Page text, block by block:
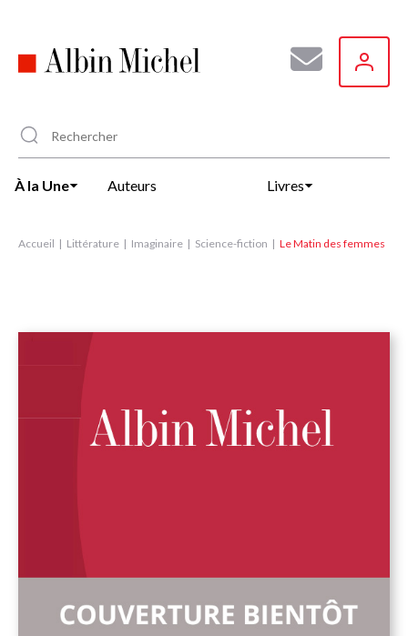
principal
À la Une Auteurs Livres
Accueil Littérature Imaginaire Science-fiction Le Matin des femmes